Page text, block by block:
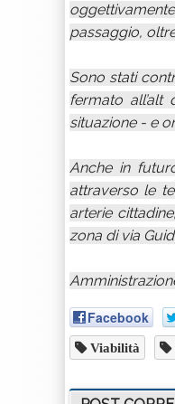
passaggio,
Sono stati
fermato all’alt
situazione - e
Anche in
attraverso le
arterie
zona di via
Facebook
Viabilità